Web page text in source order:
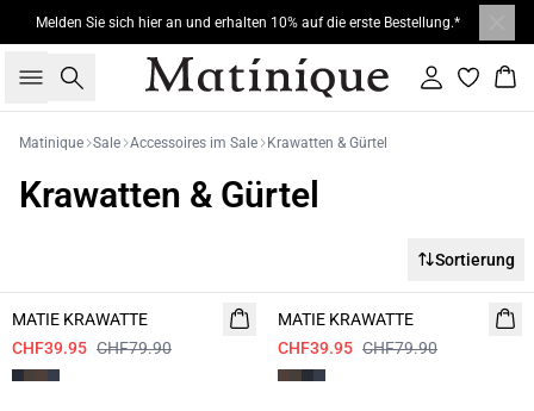
Melden Sie sich hier an und erhalten 10% auf die erste Bestellung.*
Suche Einloggen
Matinique Sale Accessoires im Sale Krawatten & Gürtel
Krawatten & Gürtel
Sortierung
MATIE KRAWATTE
CHF39.95 CHF79.90
MATIE KRAWATTE
CHF39.95 CHF79.90
- 50% - 50%